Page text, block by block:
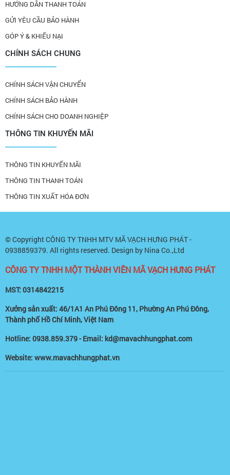
HƯỚNG DẪN THANH TOÁN
GỬI YÊU CẦU BẢO HÀNH
GÓP Ý & KHIẾU NẠI
CHÍNH SÁCH CHUNG
CHÍNH SÁCH VẬN CHUYỂN
CHÍNH SÁCH BẢO HÀNH
CHÍNH SÁCH CHO DOANH NGHIỆP
THÔNG TIN KHUYẾN MÃI
THÔNG TIN KHUYẾN MÃI
THÔNG TIN THANH TOÁN
THÔNG TIN XUẤT HÓA ĐƠN
© CopyrightCÔNG TY TNHH MTV MÃ VẠCH HƯNG PHÁT -
0938859379. All rights reserved. Design by Nina Co.,Ltd
CÔNG TY TNHH MỘT THÀNH VIÊN MÃ VẠCH HƯNG PHÁT
MST: 0314842215
Xưởng sản xuất: 46/1A1 An Phú Đông 11, Phường An Phú Đông,
Thành phố Hồ Chí Minh, Việt Nam
Hotline: 0938.859.379 - Email: kd@mavachhungphat.com
Website: www.mavachhungphat.vn